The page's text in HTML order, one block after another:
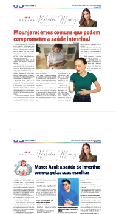
Sistemas
.